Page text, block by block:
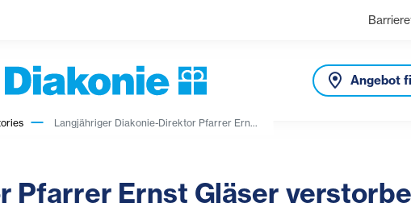
Angebot
Langjähriger Diakonie-Direktor Pfarrer Ern...
Pfarrer Ernst Gläser